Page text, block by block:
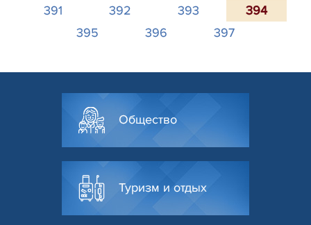
391
392 393
394
395
396 397
Общество
Туризм и отдых